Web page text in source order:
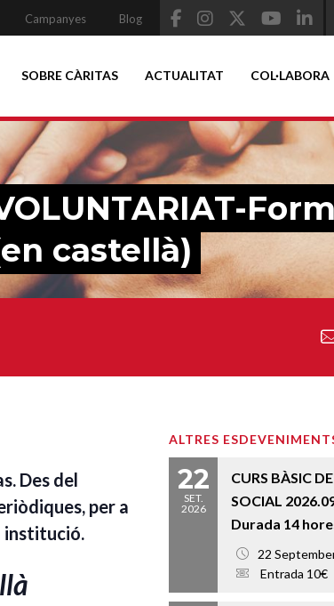
Campanyes Blog
SOBRE CÀRITAS ACTUALITAT COL·LABORA
castellà)
Des del
per a
institució.
ALTRES
22
SET.
2026
CURS BÀSIC
SOCIAL
Durada 14
22 September, 2026 -
Entrada 10€